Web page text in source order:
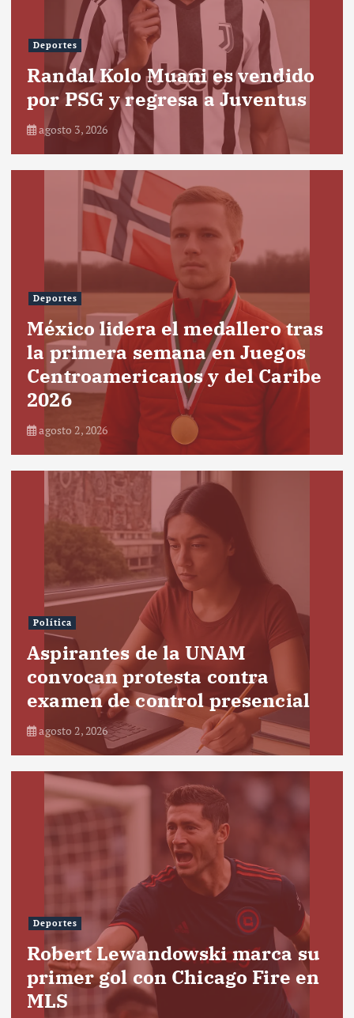
Deportes
Randal Kolo Muani es vendido
por PSG y regresa a Juventus
agosto 3, 2026
Deportes
México lidera el medallero tras
la primera semana en Juegos
Centroamericanos y del Caribe
2026
agosto 2, 2026
Política
Aspirantes de la UNAM
convocan protesta contra
examen de control presencial
agosto 2, 2026
Deportes
Robert Lewandowski marca su
primer gol con Chicago Fire en
MLS